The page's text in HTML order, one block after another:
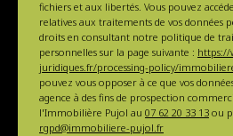
fichiers et aux libertés. Vous pouvez
relatives aux traitements de vos données
droits en consultant notre politique de
personnelles sur la page suivante : https://
juridiques.fr/processing-policy/
pouvez vous opposer à ce que vos
agence à des fins de prospection
l'Immobilière Pujol au 07 62 20 33 13 ou
rgpd@immobiliere-pujol.fr